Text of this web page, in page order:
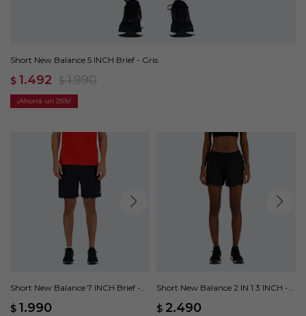
Short New Balance 5 INCH Brief - Gris
$ 1.492 $ 1.990
25
Short New Balance 7 INCH Brief -
$ 1.990
Short New Balance 2 IN 1 3 INCH -
$ 2.490